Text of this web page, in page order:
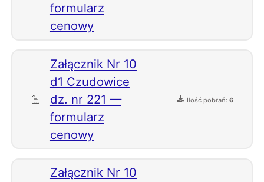
formularz
cenowy
Załącznik Nr 10
d1 Czudowice
dz. nr 221 —
formularz
cenowy
Ilość pobrań: 6
Załącznik Nr 10